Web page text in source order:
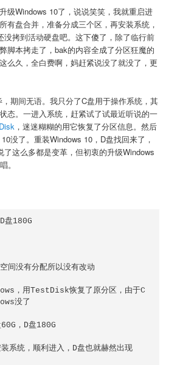
级Windows 10了，说说笑笑，我就重启进
有盘合并，准备分成三个区，再安装系统，
没拷到活动硬盘吧。这下傻了，除了临行前
脚本拷走了，bak的内容全成了分区狂魔的
么久，全白费啊，妈赶紧说没了就没了，更
期间无语。我只分了C盘用于操作系统，其
态。一进入系统，赶紧试了试最近听说的一
，迷迷糊糊的用它恢复了分区信息。然后
没了。重装Windows 10，D盘找回来了，
了这么多都是变革，但初衷的升级Windows
。
盘180G
间没有分配所以没有改动
，用TestDisk恢复了原分区，由于C
没了
，D盘180G
系统，顺利进入，D盘也就赫然出现